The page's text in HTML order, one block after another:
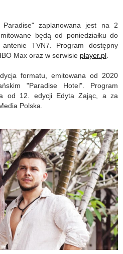
zaplanowana jest na 2
będą od poniedziałku do
TVN7. Program dostępny
Max oraz w serwisie player.pl
formatu, emitowana od 2020
"Paradise Hotel". Program
od 12. edycji Edyta Zając, a za
Polska.